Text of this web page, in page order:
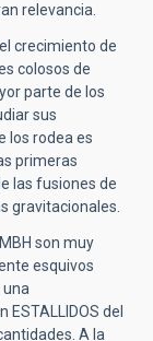
relevancia.
crecimiento de
colosos de
parte de los
sus
los rodea es
primeras
las fusiones de
gravitacionales.
son muy
esquivos
del
A la